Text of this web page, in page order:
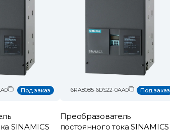
Под заказ
SINAMICS
6RA8085-6DS22-0AA0 Под заказ
Преобразователь
постоянного тока SINAMICS